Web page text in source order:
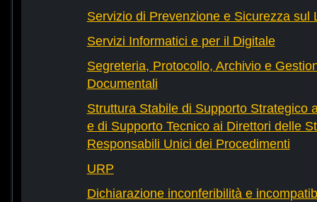
Servizio di Prevenzione e Sicurezza sul
Servizi Informatici e per il Digitale
Segreteria, Protocollo, Archivio e
Documentali
Struttura Stabile di Supporto Strategico
e di Supporto Tecnico ai Direttori delle
Responsabili Unici dei Procedimenti
URP
Dichiarazione inconferibilità e